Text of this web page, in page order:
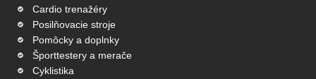
Cardio trenažéry
Posilňovacie stroje
Pomôcky a doplnky
Športtestery a merače
Cyklistika